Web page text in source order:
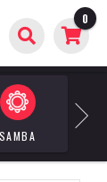
0
SAMBA
Next
BUSCAR